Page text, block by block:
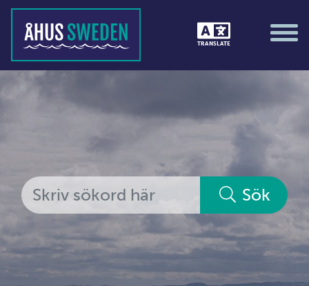
TRANSLATE
Tävlingar &amp; matcher
Alla medlemmar
Ekonomi &amp; juridik
Hantverkare
Hus &amp; hem
Sök